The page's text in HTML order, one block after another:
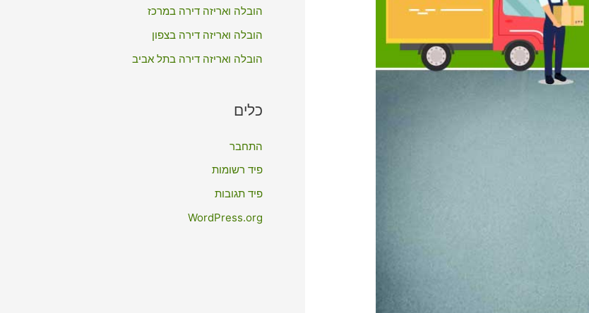
הובלה ואריזה דירה במרכז
הובלה ואריזה דירה בצפון
הובלה ואריזה דירה בתל אביב
כלים
התחבר
פיד רשומות
פיד תגובות
WordPress.org